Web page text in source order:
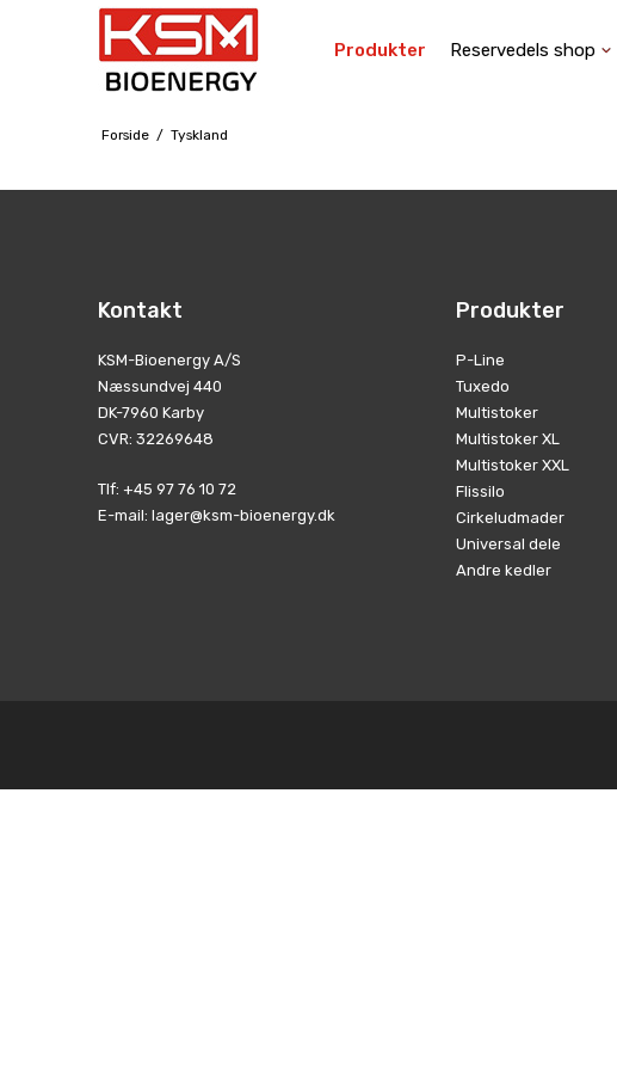
Produkter Reservedels shop
Forside / Tyskland
Kontakt
KSM-Bioenergy A/S
Næssundvej 440
DK-7960 Karby
CVR: 32269648
Tlf: +45 97 76 10 72
E-mail: lager@ksm-bioenergy.dk
Produkter
P-Line
Tuxedo
Multistoker
Multistoker XL
Multistoker XXL
Flissilo
Cirkeludmader
Universal dele
Andre kedler